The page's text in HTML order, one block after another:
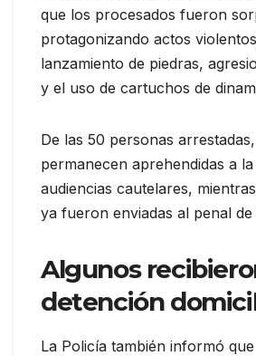
que los procesados fueron
protagonizando actos
lanzamiento de piedras,
y el uso de cartuchos de
De las 50 personas
permanecen aprehendidas a
audiencias cautelares,
ya fueron enviadas al penal
Algunos
detención
La Policía también informó